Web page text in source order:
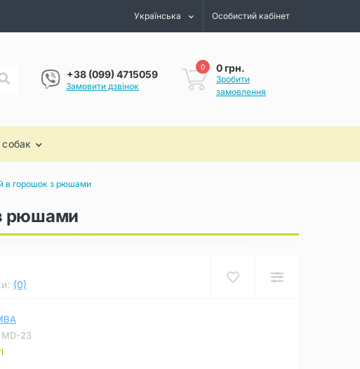
Українська Особистий кабінет
+38 (099) 4715059
Замовити дзвінок
0 0 грн.
Зробити
замовлення
в горошок з рюшами
рюшами
(0)
23